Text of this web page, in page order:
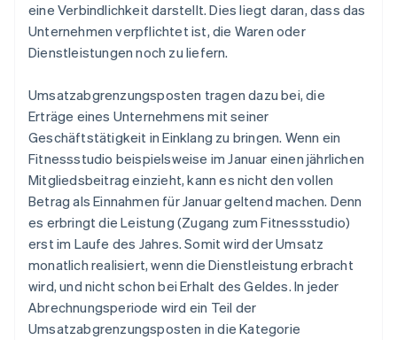
eine Verbindlichkeit darstellt. Dies liegt daran, dass das
Unternehmen verpflichtet ist, die Waren oder
Dienstleistungen noch zu liefern.
Umsatzabgrenzungsposten tragen dazu bei, die
Erträge eines Unternehmens mit seiner
Geschäftstätigkeit in Einklang zu bringen. Wenn ein
Fitnessstudio beispielsweise im Januar einen jährlichen
Mitgliedsbeitrag einzieht, kann es nicht den vollen
Betrag als Einnahmen für Januar geltend machen. Denn
es erbringt die Leistung (Zugang zum Fitnessstudio)
erst im Laufe des Jahres. Somit wird der Umsatz
monatlich realisiert, wenn die Dienstleistung erbracht
wird, und nicht schon bei Erhalt des Geldes. In jeder
Abrechnungsperiode wird ein Teil der
Umsatzabgrenzungsposten in die Kategorie